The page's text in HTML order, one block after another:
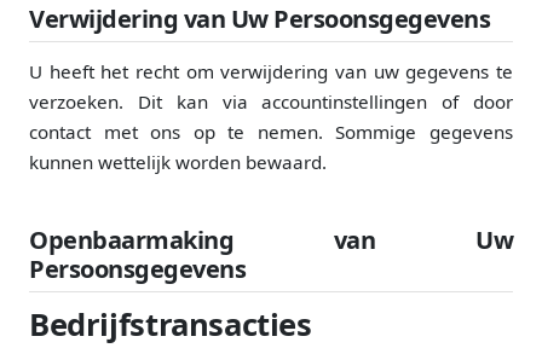
Verwijdering van Uw Persoonsgegevens
U heeft het recht om verwijdering van uw gegevens te
verzoeken. Dit kan via accountinstellingen of door
contact met ons op te nemen. Sommige gegevens
kunnen wettelijk worden bewaard.
Openbaarmaking van Uw
Persoonsgegevens
Bedrijfstransacties